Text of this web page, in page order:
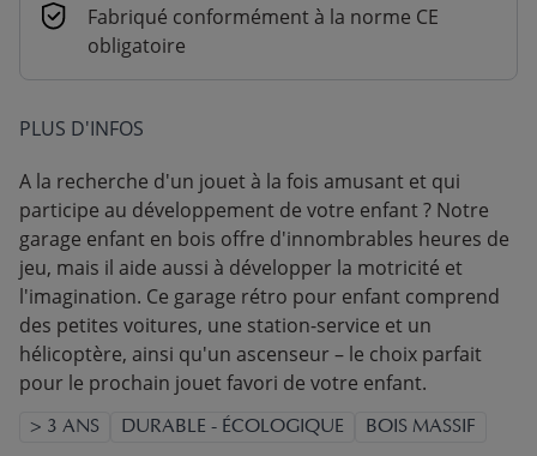
Fabriqué conformément à la norme CE
obligatoire
PLUS D'INFOS
A la recherche d'un jouet à la fois amusant et qui
participe au développement de votre enfant ? Notre
garage enfant en bois offre d'innombrables heures de
jeu, mais il aide aussi à développer la motricité et
l'imagination. Ce garage rétro pour enfant comprend
des petites voitures, une station-service et un
hélicoptère, ainsi qu'un ascenseur – le choix parfait
pour le prochain jouet favori de votre enfant.
> 3 ANS DURABLE - ÉCOLOGIQUE BOIS MASSIF